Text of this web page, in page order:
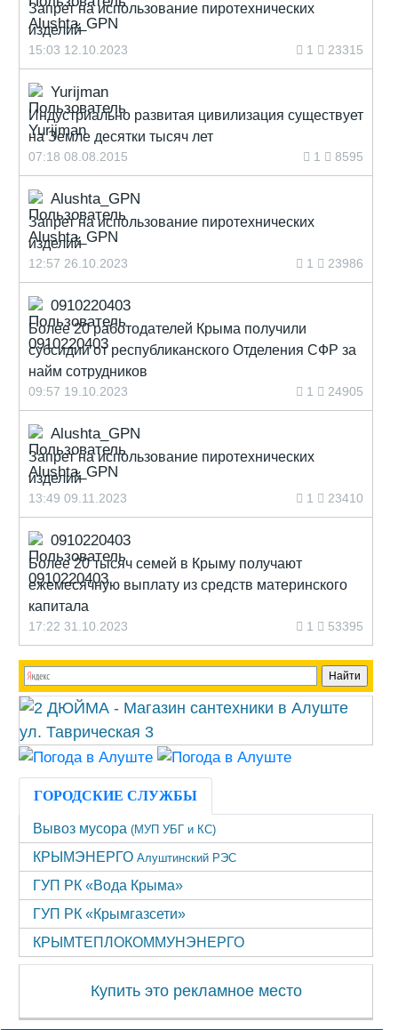
Запрет на использование пиротехнических
изделий
15:03 12.10.2023 1 23315
Yurijman
Индустриально развитая цивилизация существует
на Земле десятки тысяч лет
07:18 08.08.2015 1 8595
Alushta_GPN
Запрет на использование пиротехнических
изделий
12:57 26.10.2023 1 23986
0910220403
Более 20 работодателей Крыма получили
субсидии от республиканского Отделения СФР за
найм сотрудников
09:57 19.10.2023 1 24905
Alushta_GPN
Запрет на использование пиротехнических
изделий
13:49 09.11.2023 1 23410
0910220403
Более 20 тысяч семей в Крыму получают
ежемесячную выплату из средств материнского
капитала
17:22 31.10.2023 1 53395
ГОРОДСКИЕ СЛУЖБЫ
Вывоз мусора (МУП УБГ и КС)
КРЫМЭНЕРГО Алуштинский РЭС
ГУП РК «Вода Крыма»
ГУП РК «Крымгазсети»
КРЫМТЕПЛОКОММУНЭНЕРГО
Купить это рекламное место